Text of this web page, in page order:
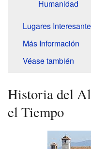
Humanidad
Lugares
Más Información
Véase también
Historia del
el Tiempo